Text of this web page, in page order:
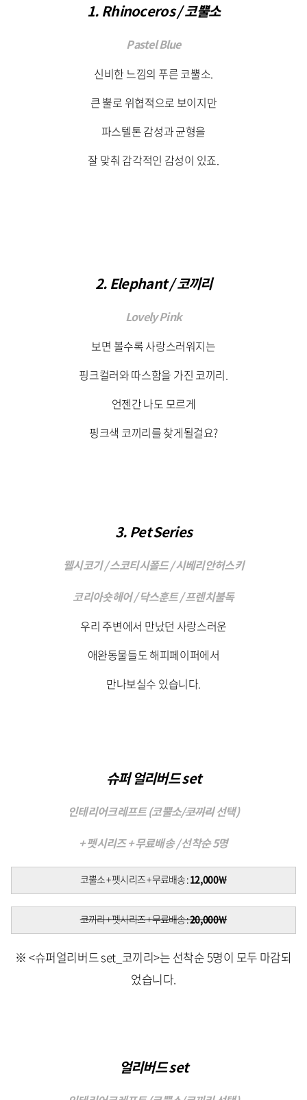
1. Rhinoceros / 코뿔소
Pastel Blue
신비한 느낌의 푸른 코뿔소.
큰 뿔로 위협적으로 보이지만
파스텔톤 감성과 균형을
잘 맞춰 감각적인 감성이 있죠.
2. Elephant / 코끼리
Lovely Pink
보면 볼수록 사랑스러워지는
핑크컬러와 따스함을 가진 코끼리.
언젠간 나도 모르게
핑크색 코끼리를 찾게될걸요?
3. Pet Series
웰시코기 / 스코티시폴드 / 시베리안허스키
코리아숏헤어 / 닥스훈트 / 프렌치불독
우리 주변에서 만났던 사랑스러운
애완동물들도 해피페이퍼에서
만나보실수 있습니다.
슈퍼 얼리버드 set
인테리어크레프트 (코뿔소/코끼리선택)
+ 펫시리즈 + 무료배송 / 선착순 5명
코뿔소 + 펫시리즈 + 무료배송 :12,000￦
코끼리 + 펫시리즈 + 무료배송 :20,000￦
※ <슈퍼얼리버드 set_코끼리>는 선착순 5명이 모두 마감되
었습니다.
얼리버드 set